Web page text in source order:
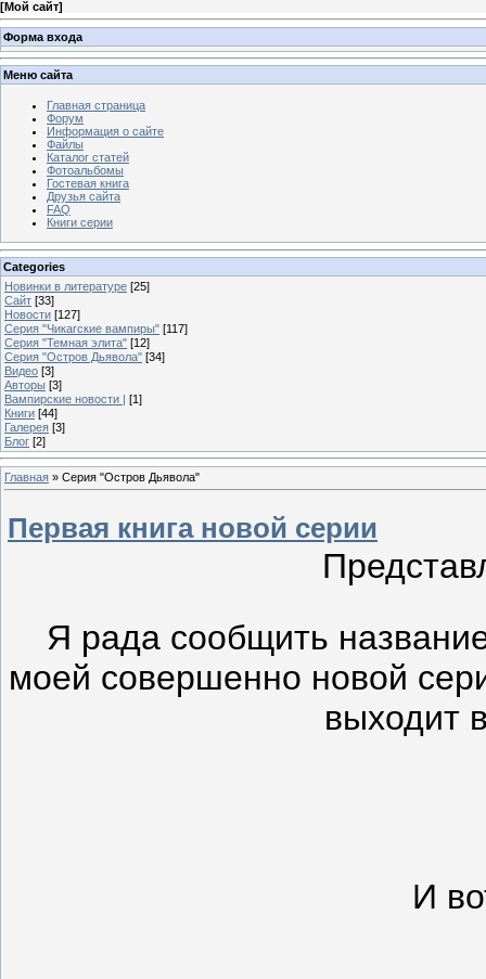
[Мой сайт]
Форма входа
Меню сайта
Главная страница
Форум
Информация о сайте
Файлы
Каталог статей
Фотоальбомы
Гостевая книга
Друзья сайта
FAQ
Книги серии
Categories
Новинки в литературе [25]
Сайт [33]
Новости [127]
Серия "Чикагские вампиры" [117]
Серия "Темная элита" [12]
Серия "Остров Дьявола" [34]
Видео [3]
Авторы [3]
Вампирские новости | [1]
Книги [44]
Галерея [3]
Блог [2]
Главная » Серия "Остров Дьявола"
Первая книга новой серии
Я рада сообщить
моей совершенно новой
выходит
И